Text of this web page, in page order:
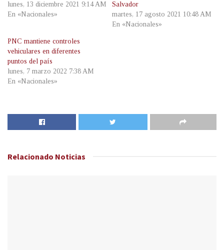
lunes, 13 diciembre 2021 9:14 AM
En «Nacionales»
Salvador
martes, 17 agosto 2021 10:48 AM
En «Nacionales»
PNC mantiene controles
vehiculares en diferentes
puntos del país
lunes, 7 marzo 2022 7:38 AM
En «Nacionales»
Relacionado Noticias